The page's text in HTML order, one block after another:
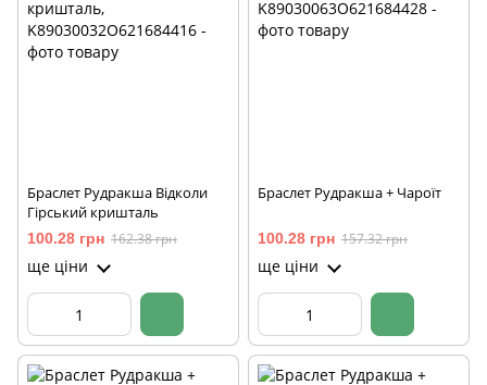
Браслет Рудракша Відколи
Гірський кришталь
100.28 грн 162.38 грн
ще ціни
Браслет Рудракша + Чароїт
100.28 грн 157.32 грн
ще ціни